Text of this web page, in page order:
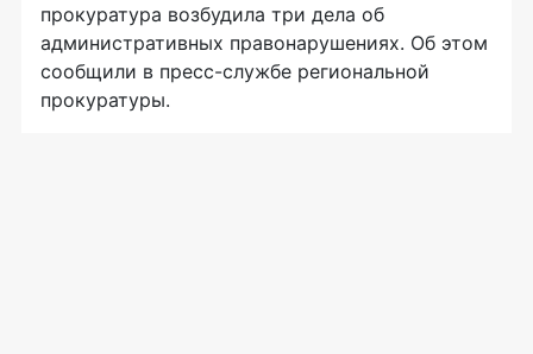
прокуратура возбудила три дела об
административных правонарушениях. Об этом
сообщили в пресс-службе региональной
прокуратуры.